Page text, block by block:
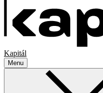
Kapitál
Menu